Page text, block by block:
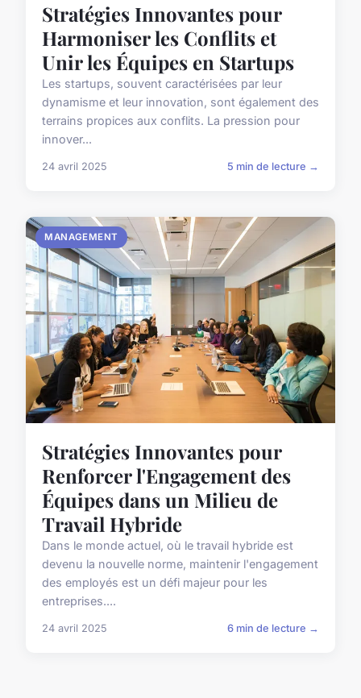
Stratégies Innovantes pour
Harmoniser les Conflits et
Unir les Équipes en Startups
Les startups, souvent caractérisées par leur
dynamisme et leur innovation, sont également des
terrains propices aux conflits. La pression pour
innover...
24 avril 2025 5 min de lecture →
MANAGEMENT
Stratégies Innovantes pour
Renforcer l'Engagement des
Équipes dans un Milieu de
Travail Hybride
Dans le monde actuel, où le travail hybride est
devenu la nouvelle norme, maintenir l'engagement
des employés est un défi majeur pour les
entreprises....
24 avril 2025 6 min de lecture →